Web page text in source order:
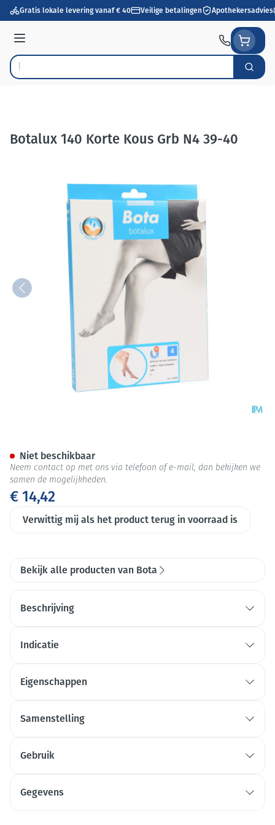
Ga naar de inhoud
Gratis lokale levering vanaf € 40 Veilige betalingen Apothekersadvies
Menu
Product, merk, categorie... Zoek
Botalux 140 Korte Kous Grb N4 39-40
€ 14,42
Verwittig mij als het product terug in voorraad is
Niet beschikbaar
Neem contact op met ons via telefoon of e-mail, dan bekijken we
samen de mogelijkheden.
Bekijk alle producten van Bota
Beschrijving
Indicatie
Eigenschappen
Samenstelling
Gebruik
Gegevens